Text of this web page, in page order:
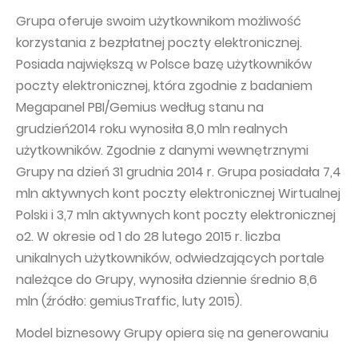
Grupa oferuje swoim użytkownikom możliwość
korzystania z bezpłatnej poczty elektronicznej.
Posiada największą w Polsce bazę użytkowników
poczty elektronicznej, która zgodnie z badaniem
Megapanel PBI/Gemius według stanu na
grudzień2014 roku wynosiła 8,0 mln realnych
użytkowników. Zgodnie z danymi wewnętrznymi
Grupy na dzień 31 grudnia 2014 r. Grupa posiadała 7,4
mln aktywnych kont poczty elektronicznej Wirtualnej
Polski i 3,7 mln aktywnych kont poczty elektronicznej
o2. W okresie od 1 do 28 lutego 2015 r. liczba
unikalnych użytkowników, odwiedzających portale
należące do Grupy, wynosiła dziennie średnio 8,6
mln (źródło: gemiusTraffic, luty 2015).
Model biznesowy Grupy opiera się na generowaniu